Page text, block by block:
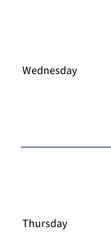
Wednesday
Thursday